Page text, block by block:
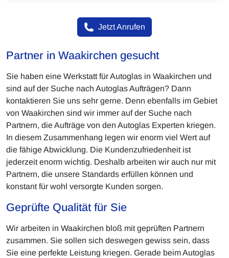
Jetzt Anrufen
Partner in Waakirchen gesucht
Sie haben eine Werkstatt für Autoglas in Waakirchen und
sind auf der Suche nach Autoglas Aufträgen? Dann
kontaktieren Sie uns sehr gerne. Denn ebenfalls im Gebiet
von Waakirchen sind wir immer auf der Suche nach
Partnern, die Aufträge von den Autoglas Experten kriegen.
In diesem Zusammenhang legen wir enorm viel Wert auf
die fähige Abwicklung. Die Kundenzufriedenheit ist
jederzeit enorm wichtig. Deshalb arbeiten wir auch nur mit
Partnern, die unsere Standards erfüllen können und
konstant für wohl versorgte Kunden sorgen.
Geprüfte Qualität für Sie
Wir arbeiten in Waakirchen bloß mit geprüften Partnern
zusammen. Sie sollen sich deswegen gewiss sein, dass
Sie eine perfekte Leistung kriegen. Gerade beim Autoglas